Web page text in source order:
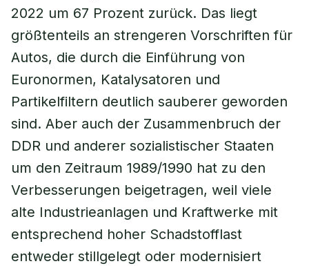
2022 um 67 Prozent zurück. Das liegt
größtenteils an strengeren Vorschriften für
Autos, die durch die Einführung von
Euronormen, Katalysatoren und
Partikelfiltern deutlich sauberer geworden
sind. Aber auch der Zusammenbruch der
DDR und anderer sozialistischer Staaten
um den Zeitraum 1989/1990 hat zu den
Verbesserungen beigetragen, weil viele
alte Industrieanlagen und Kraftwerke mit
entsprechend hoher Schadstofflast
entweder stillgelegt oder modernisiert